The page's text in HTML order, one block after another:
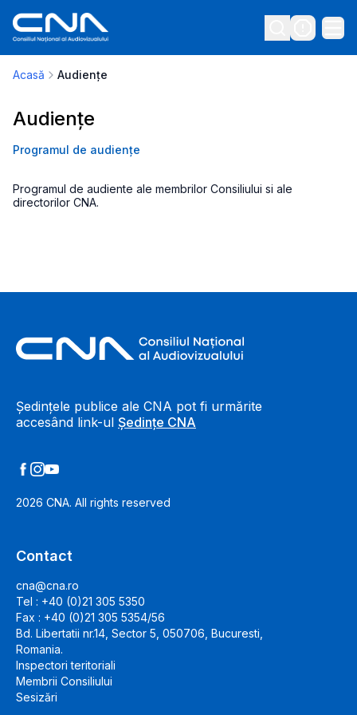
Acasă Audiențe
Audiențe
Programul de audiențe
Programul de audiente ale membrilor Consiliului si ale
directorilor CNA.
Ședințele publice ale CNA pot fi urmărite
accesând link-ul Ședințe CNA
2026 CNA. All rights reserved
Contact
cna@cna.ro
Tel : +40 (0)21 305 5350
Fax : +40 (0)21 305 5354/56
Bd. Libertatii nr.14, Sector 5, 050706, Bucuresti,
Romania.
Inspectori teritoriali
Membrii Consiliului
Sesizări